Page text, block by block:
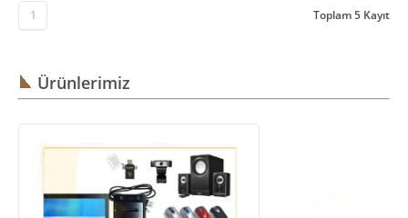
1 Toplam 5 Kayıt
Ürünlerimiz